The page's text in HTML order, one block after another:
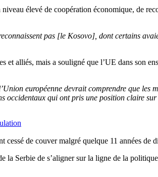
élevé de coopération économique, de
pas [le Kosovo], dont certains
et alliés, mais a souligné que l’UE dans son
européenne devrait comprendre que
occidentaux qui ont pris une position claire
de couver malgré quelque 11 années de
la Serbie de s’aligner sur la ligne de la